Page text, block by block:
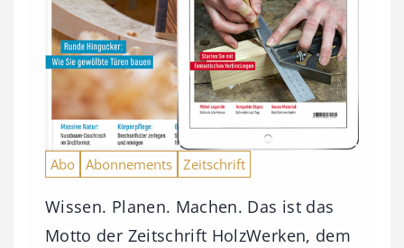
Abo Abonnements Zeitschrift
Wissen. Planen. Machen. Das ist das
Motto der Zeitschrift HolzWerken, dem